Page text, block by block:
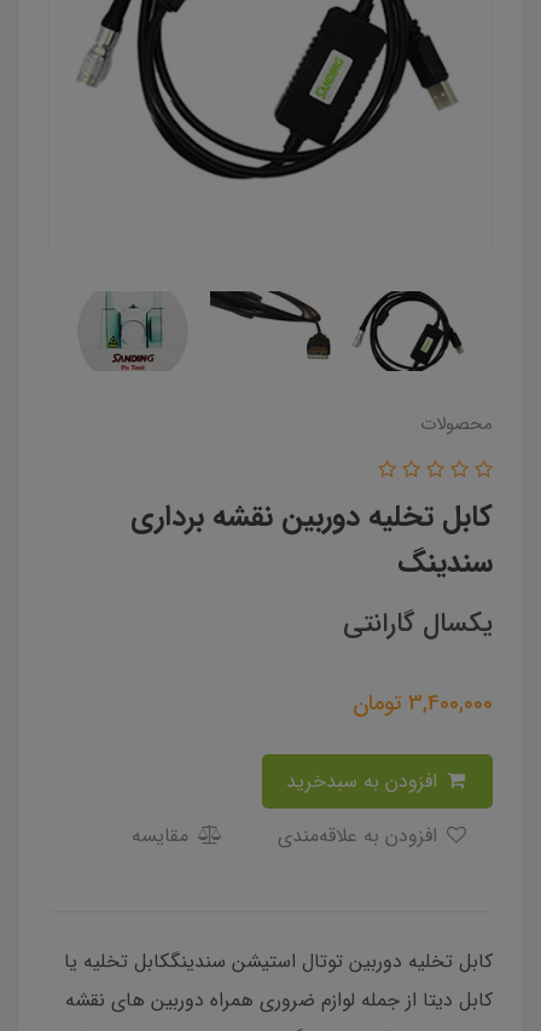
محصولات
کابل تخلیه دوربین نقشه برداری
سندینگ
یکسال گارانتی
3,400,000 تومان
مقایسه
کابل تخلیه دوربین توتال استیشن سندینگکابل تخلیه یا
کابل دیتا از جمله لوازم ضروری همراه دوربین های نقشه